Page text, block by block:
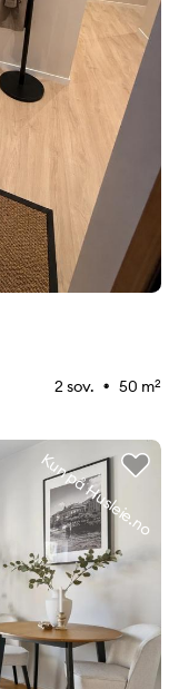
2 sov. ⚉ 50 m2
Kun på Husleie.no